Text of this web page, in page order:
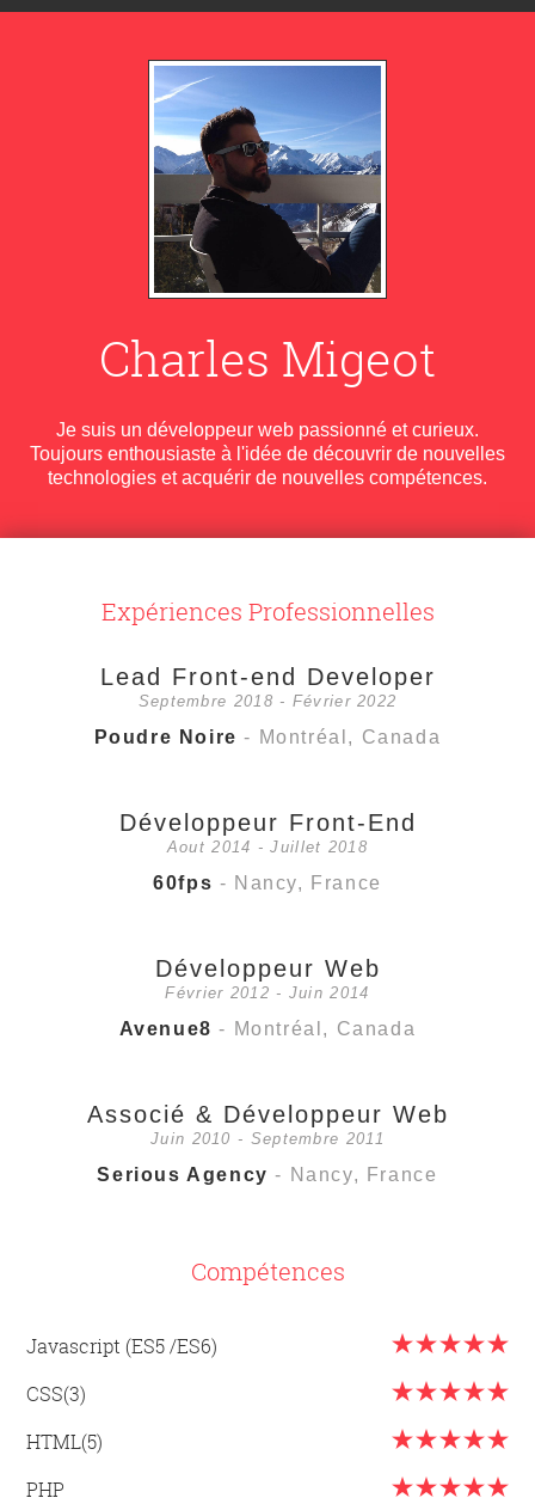
Charles Migeot
Je suis un développeur web passionné et curieux.
Toujours enthousiaste à l'idée de découvrir de nouvelles
technologies et acquérir de nouvelles compétences.
Expériences Professionnelles
Lead Front-end Developer
Septembre 2018 - Février 2022
Poudre Noire - Montréal, Canada
Développeur Front-End
Aout 2014 - Juillet 2018
60fps - Nancy, France
Développeur Web
Février 2012 - Juin 2014
Avenue8 - Montréal, Canada
Associé & Développeur Web
Juin 2010 - Septembre 2011
Serious Agency - Nancy, France
Compétences
Javascript (ES5 /ES6)
CSS(3)
HTML(5)
PHP